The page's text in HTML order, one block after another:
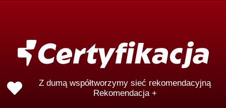
Z dumą współtworzymy sieć rekomendacyjną
Rekomendacja +